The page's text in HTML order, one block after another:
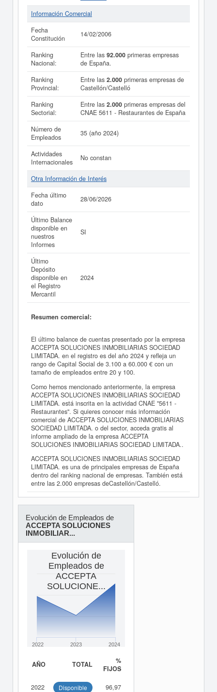
Información Comercial
Fecha
Constitución
14/02/2006
Ranking
Nacional:
Entre las 92.000 primeras empresas
de España.
Ranking
Provincial:
Entre las 2.000 primeras empresas de
Castellón/Castelló
Ranking
Sectorial:
Entre las 2.000 primeras empresas del
CNAE 5611 - Restaurantes de España
Número de
Empleados
35 (año 2024)
Actividades
Internacionales
No constan
Otra Información de Interés
Fecha último
dato
28/06/2026
Último Balance
disponible en
nuestros
Informes
SI
Último
Depósito
disponible en
el Registro
Mercantil
2024
Resumen comercial:
El último balance de cuentas presentado por la empresa
ACCEPTA SOLUCIONES INMOBILIARIAS SOCIEDAD
LIMITADA. en el registro es del año 2024 y refleja un
rango de Capital Social de 3.100 a 60.000 € con un
tamaño de empleados entre 20 y 100.
Como hemos mencionado anteriormente, la empresa
ACCEPTA SOLUCIONES INMOBILIARIAS SOCIEDAD
LIMITADA. está inscrita en la actividad CNAE "5611 -
Restaurantes". Si quieres conocer más información
comercial de ACCEPTA SOLUCIONES INMOBILIARIAS
SOCIEDAD LIMITADA. o del sector, acceda gratis al
informe ampliado de la empresa ACCEPTA
SOLUCIONES INMOBILIARIAS SOCIEDAD LIMITADA..
ACCEPTA SOLUCIONES INMOBILIARIAS SOCIEDAD
LIMITADA. es una de principales empresas de España
dentro del ranking nacional de empresas. También está
entre las 2.000 empresas deCastellón/Castelló.
Evolución de Empleados de
ACCEPTA SOLUCIONES
INMOBILIAR...
Evolución de
Empleados de
ACCEPTA
SOLUCIONE...
2022 2023 2024
AÑO TOTAL
%
FIJOS
2022 Disponible 96,97